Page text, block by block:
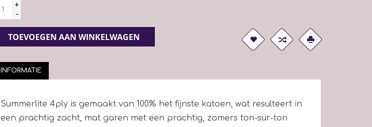
+
-
TOEVOEGEN AAN WINKELWAGEN
INFORMATIE
Summerlite 4ply is gemaakt van 100% het fijnste katoen, wat resulteert in
een prachtig zacht, mat garen met een prachtig, zomers ton-sur-ton